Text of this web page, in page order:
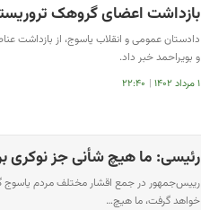
بازداشت اعضای گروهک
دادستان عمومی و انقلاب یاسوج، از بازداشت
و بویراحمد خبر داد.
۱ مرداد ۱۴۰۲ | ۲۲:۴۰
رئیسی: ما هیچ شأنی جز نوکری
رییس‌جمهور در جمع اقشار مختلف مردم یاسوج
خواهد گرفت، ما هیچ…